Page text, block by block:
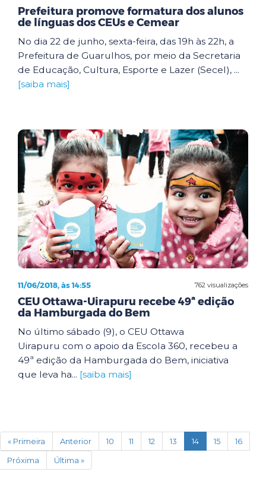
Prefeitura promove formatura dos alunos
de línguas dos CEUs e Cemear
No dia 22 de junho, sexta-feira, das 19h às 22h, a
Prefeitura de Guarulhos, por meio da Secretaria
de Educação, Cultura, Esporte e Lazer (Secel), ...
[saiba mais]
762 visualizações
11/06/2018, às 14:55
CEU Ottawa-Uirapuru recebe 49ª edição
da Hamburgada do Bem
No último sábado (9), o CEU Ottawa
Uirapuru com o apoio da Escola 360, recebeu a
49ª edição da Hamburgada do Bem, iniciativa
que leva ha... [saiba mais]
« Primeira Anterior 10 11 12 13 14(current)
15
16
Próxima
Última »